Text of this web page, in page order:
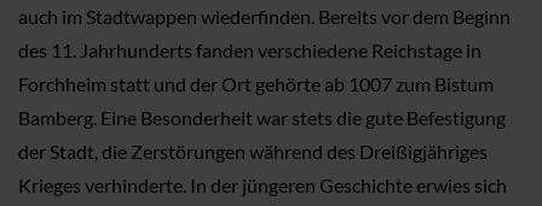
auch im Stadtwappen wiederfinden. Bereits vor dem Beginn
des 11. Jahrhunderts fanden verschiedene Reichstage in
Forchheim statt und der Ort gehörte ab 1007 zum Bistum
Bamberg. Eine Besonderheit war stets die gute Befestigung
der Stadt, die Zerstörungen während des Dreißigjähriges
Krieges verhinderte. In der jüngeren Geschichte erwies sich